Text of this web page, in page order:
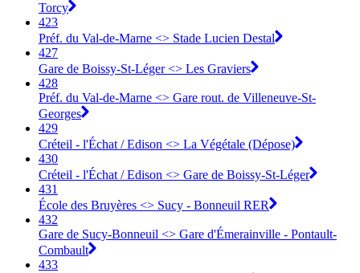
Torcy
423
Préf. du Val-de-Marne <> Stade Lucien Destal
427
Gare de Boissy-St-Léger <> Les Graviers
428
Préf. du Val-de-Marne <> Gare rout. de Villeneuve-St-
Georges
429
Créteil - l'Échat / Edison <> La Végétale (Dépose)
430
Créteil - l'Échat / Edison <> Gare de Boissy-St-Léger
431
École des Bruyères <> Sucy - Bonneuil RER
432
Gare de Sucy-Bonneuil <> Gare d'Émerainville - Pontault-
Combault
433